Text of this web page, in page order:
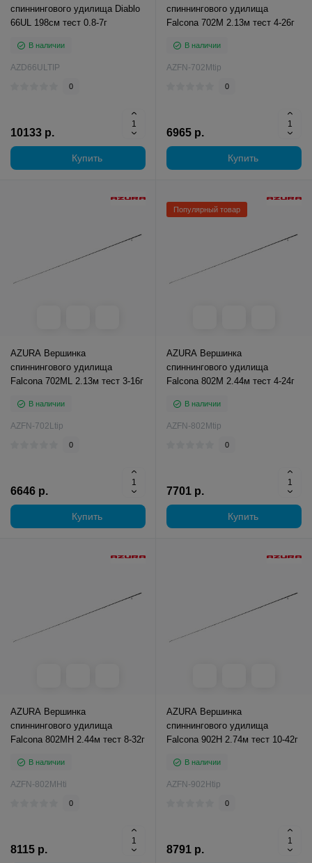
спиннингового удилища Diablo
66UL 198см тест 0.8-7г
В наличии
AZD66ULTIP
0
10133 р.
Купить
спиннингового удилища
Falcona 702M 2.13м тест 4-26г
В наличии
AZFN-702Mtip
0
6965 р.
Купить
AZURA Вершинка
спиннингового удилища
Falcona 702ML 2.13м тест 3-16г
В наличии
AZFN-702Ltip
0
6646 р.
Купить
Популярный товар
AZURA Вершинка
спиннингового удилища
Falcona 802M 2.44м тест 4-24г
В наличии
AZFN-802Mtip
0
7701 р.
Купить
AZURA Вершинка
спиннингового удилища
Falcona 802MH 2.44м тест 8-32г
В наличии
AZFN-802MHti
0
8115 р.
AZURA Вершинка
спиннингового удилища
Falcona 902H 2.74м тест 10-42г
В наличии
AZFN-902Htip
0
8791 р.